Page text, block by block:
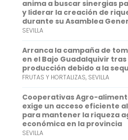
k
r
s
A
p
p
k
e
d
I
n
anima a buscar sinergias
y liderar la creación de
durante su Asamblea
SEVILLA
Arranca la campaña de
en el Bajo Guadalquivir tras
producción debido a la
FRUTAS Y HORTALIZAS, SEVILLA
Cooperativas Agro-
exige un acceso eficiente
para mantener la riqueza
económica en la provincia
SEVILLA